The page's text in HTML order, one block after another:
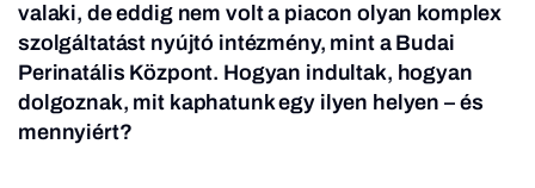
valaki, de eddig nem volt a piacon olyan komplex
szolgáltatást nyújtó intézmény, mint a Budai
Perinatális Központ. Hogyan indultak, hogyan
dolgoznak, mit kaphatunk egy ilyen helyen – és
mennyiért?